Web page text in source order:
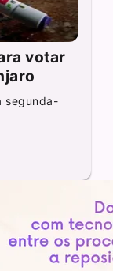
votar
segunda-